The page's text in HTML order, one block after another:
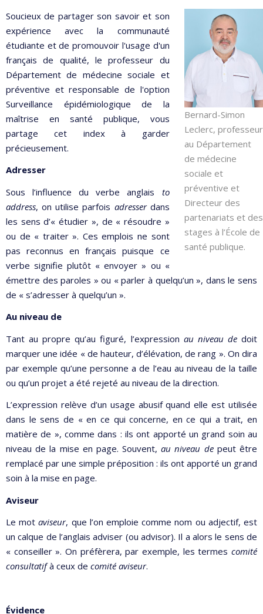
Bernard-Simon
Leclerc, professeur
au Département
de médecine
sociale et
préventive et
Directeur des
partenariats et des
stages à l’École de
santé publique.
Soucieux de partager son savoir et son
expérience avec la communauté
étudiante et de promouvoir l'usage d'un
français de qualité, le professeur du
Département de médecine sociale et
préventive et responsable de l'option
Surveillance épidémiologique de la
maîtrise en santé publique, vous
partage cet index à garder
précieusement.
Adresser
Sous l’influence du verbe anglais to
address, on utilise parfois adresserdans
les sens d’« étudier », de « résoudre »
ou de « traiter ». Ces emplois ne sont
pas reconnus en français puisque ce
verbe signifie plutôt « envoyer » ou «
émettre des paroles » ou « parler à quelqu’un », dans le sens
de « s’adresser à quelqu’un ».
Au niveau de
Tant au propre qu’au figuré, l’expression au niveau dedoit
marquer une idée « de hauteur, d’élévation, de rang ». On dira
par exemple qu’une personne a de l’eau au niveau de la taille
ou qu’un projet a été rejeté au niveau de la direction.
L’expression relève d’un usage abusif quand elle est utilisée
dans le sens de « en ce qui concerne, en ce qui a trait, en
matière de », comme dans : ils ont apporté un grand soin au
niveau de la mise en page. Souvent,au niveau depeut être
remplacé par une simple préposition : ils ont apporté un grand
soin à la mise en page.
Aviseur
Le motaviseur, que l’on emploie comme nom ou adjectif, est
un calque de l’anglais adviser (ou advisor). Il a alors le sens de
« conseiller ». On préfèrera, par exemple, les termes comité
consultatifà ceux de comité aviseur.
Évidence